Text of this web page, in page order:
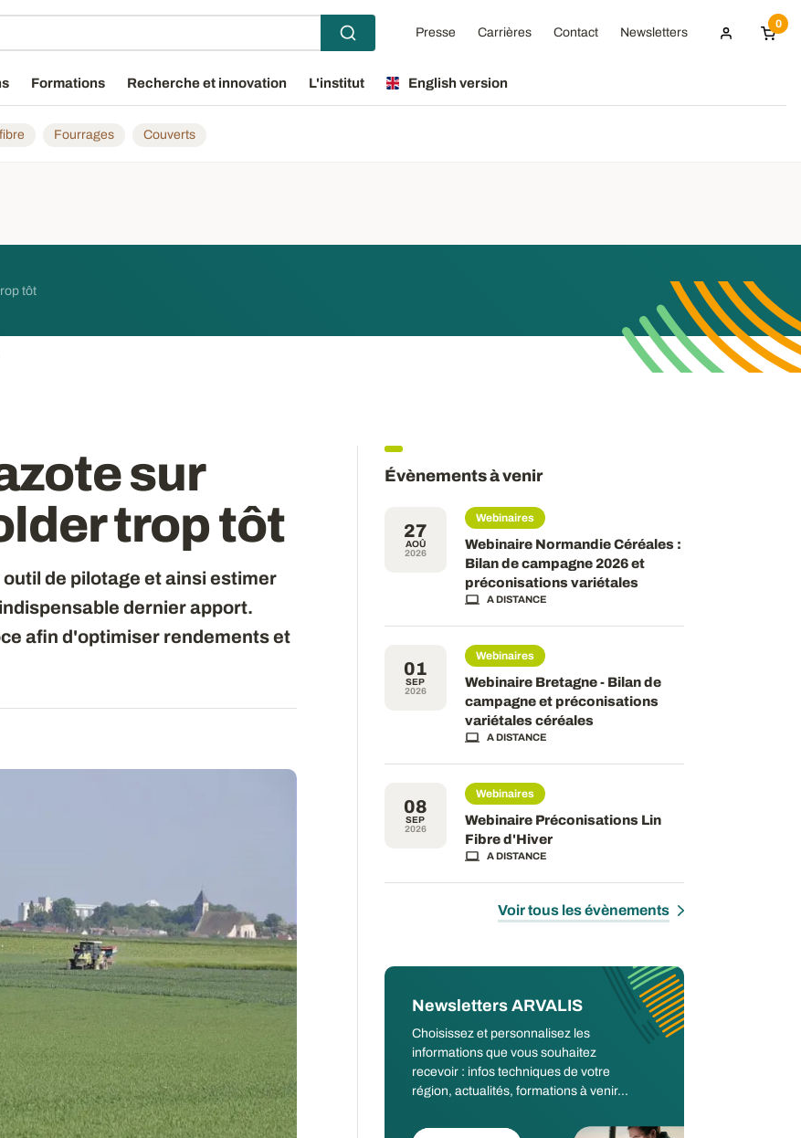
Presse Carrières Contact Newsletters
0
Formations Recherche et innovation L'institut English version
Fourrages Couverts
tôt
sur
trop tôt
de pilotage et ainsi estimer
dernier apport.
afin d'optimiser rendements et
Évènements à venir
27
AOÛ
2026
Webinaires
Webinaire Normandie Céréales :
Bilan de campagne 2026 et
préconisations variétales
A DISTANCE
01
SEP
2026
Webinaires
Webinaire Bretagne - Bilan de
campagne et préconisations
variétales céréales
A DISTANCE
08
SEP
2026
Webinaires
Webinaire Préconisations Lin
Fibre d'Hiver
A DISTANCE
Voir tous les évènements
Newsletters ARVALIS
Choisissez et personnalisez les
informations que vous souhaitez
recevoir : infos techniques de votre
région, actualités, formations à venir...